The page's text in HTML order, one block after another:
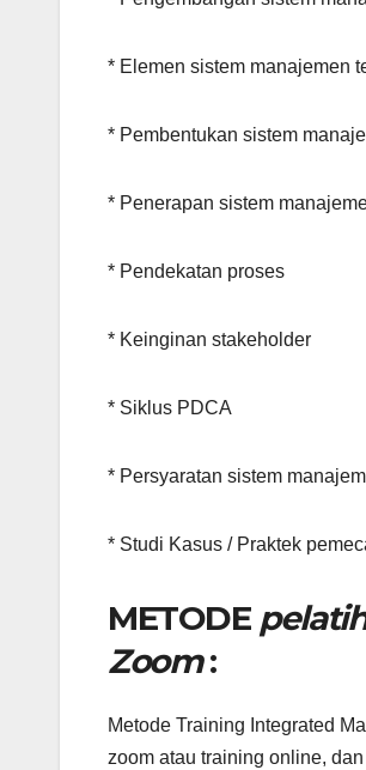
* Elemen sistem manajemen
* Pembentukan sistem
* Penerapan sistem
* Pendekatan proses
* Keinginan stakeholder
* Siklus PDCA
* Persyaratan sistem
* Studi Kasus / Praktek
METODE
Zoom:
Metode Training Integrated
zoom atau training online,